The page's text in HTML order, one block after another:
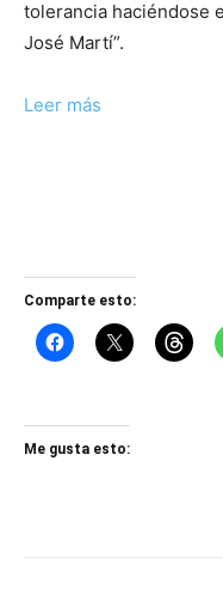
tolerancia haciéndose
José Martí”.
Leer más
Comparte esto:
Me gusta esto: